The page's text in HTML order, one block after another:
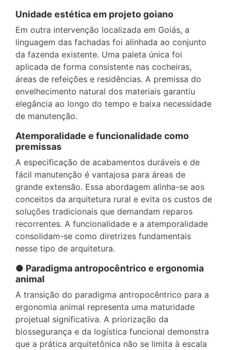
Unidade estética em projeto goiano
Em outra intervenção localizada em Goiás, a
linguagem das fachadas foi alinhada ao conjunto
da fazenda existente. Uma paleta única foi
aplicada de forma consistente nas cocheiras,
áreas de refeições e residências. A premissa do
envelhecimento natural dos materiais garantiu
elegância ao longo do tempo e baixa necessidade
de manutenção.
Atemporalidade e funcionalidade como
premissas
A especificação de acabamentos duráveis e de
fácil manutenção é vantajosa para áreas de
grande extensão. Essa abordagem alinha-se aos
conceitos da arquitetura rural e evita os custos de
soluções tradicionais que demandam reparos
recorrentes. A funcionalidade e a atemporalidade
consolidam-se como diretrizes fundamentais
nesse tipo de arquitetura.
● Paradigma antropocêntrico e ergonomia
animal
A transição do paradigma antropocêntrico para a
ergonomia animal representa uma maturidade
projetual significativa. A priorização da
biossegurança e da logística funcional demonstra
que a prática arquitetônica não se limita à escala